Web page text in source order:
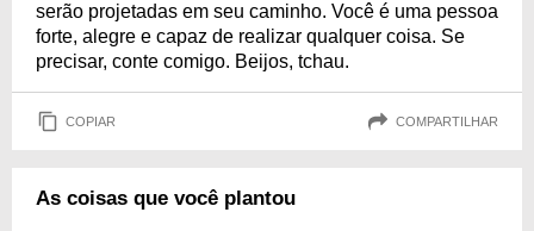
serão projetadas em seu caminho. Você é uma pessoa
forte, alegre e capaz de realizar qualquer coisa. Se
precisar, conte comigo. Beijos, tchau.
COPIAR COMPARTILHAR
As coisas que você plantou